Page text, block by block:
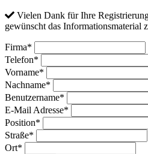
Vielen Dank für Ihre
gewünscht das Informationsmaterial
Firma*
Telefon*
Vorname*
Nachname*
Benutzername*
E-Mail Adresse*
Position*
Straße*
Ort*